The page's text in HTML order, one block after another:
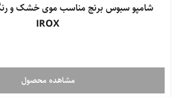
شامپو سبوس برنج مناسب موی خشک و
IROX
مشاهده محصول